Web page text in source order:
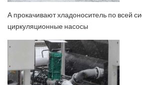
А прокачивают хладоноситель по всей
циркуляционные насосы